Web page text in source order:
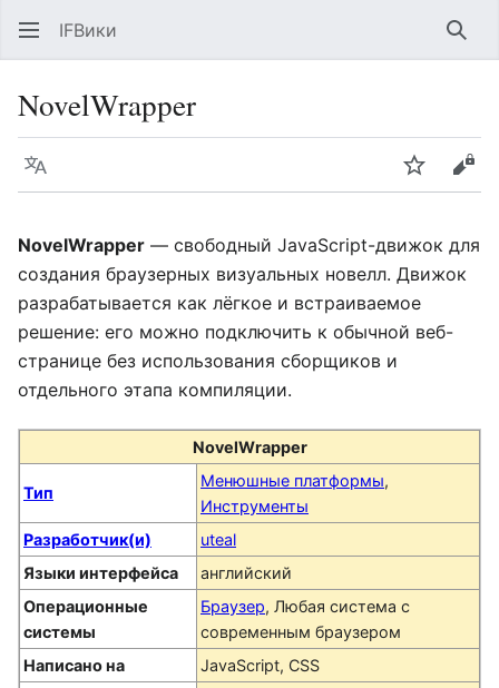
IFВики
NovelWrapper
Язык Следить
NovelWrapper — свободный JavaScript-движок для
создания браузерных визуальных новелл. Движок
разрабатывается как лёгкое и встраиваемое
решение: его можно подключить к обычной веб-
странице без использования сборщиков и
отдельного этапа компиляции.
NovelWrapper
Тип
Менюшные платформы,
Инструменты
Разработчик(и)
uteal
Языки интерфейса
английский
Операционные
системы
Браузер, Любая система с
современным браузером
Написано на
JavaScript, CSS